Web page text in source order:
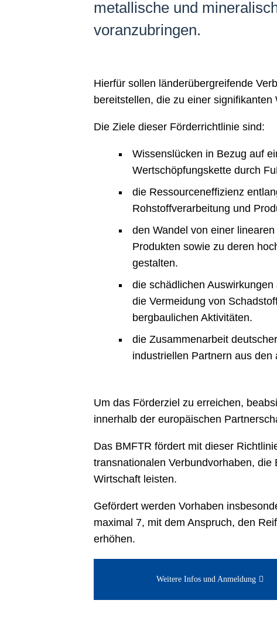
metallische und
voranzubringen.
Hierfür sollen länderübergreifende
bereitstellen, die zu einer
Die Ziele dieser Förderrichtlinie sind:
Wissenslücken in Bezug auf
Wertschöpfungskette durch
die Ressourceneffizienz
Rohstoffverarbeitung und
den Wandel von einer
Produkten sowie zu deren
gestalten.
die schädlichen
die Vermeidung von
bergbaulichen Aktivitäten.
die Zusammenarbeit
industriellen Partnern aus
Um das Förderziel zu erreichen,
innerhalb der europäischen
Das BMFTR fördert mit dieser
transnationalen Verbundvorhaben,
Wirtschaft leisten.
Gefördert werden Vorhaben
maximal 7, mit dem Anspruch, den
erhöhen.
Weitere Infos und Anmeldung